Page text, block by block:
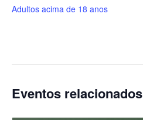
Adultos acima de 18 anos
Eventos relacionados